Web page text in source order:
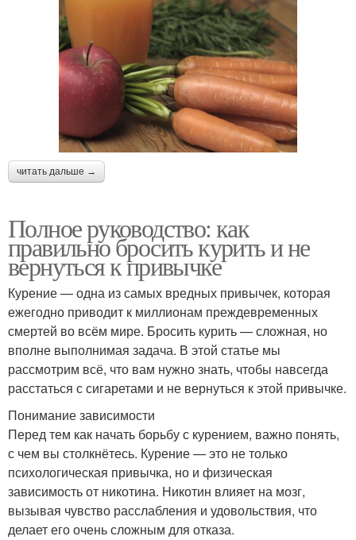
читать дальше →
Полное руководство: как
правильно бросить курить и не
вернуться к привычке
Курение — одна из самых вредных привычек, которая
ежегодно приводит к миллионам преждевременных
смертей во всём мире. Бросить курить — сложная, но
вполне выполнимая задача. В этой статье мы
рассмотрим всё, что вам нужно знать, чтобы навсегда
расстаться с сигаретами и не вернуться к этой привычке.
Понимание зависимости
Перед тем как начать борьбу с курением, важно понять,
с чем вы столкнётесь. Курение — это не только
психологическая привычка, но и физическая
зависимость от никотина. Никотин влияет на мозг,
вызывая чувство расслабления и удовольствия, что
делает его очень сложным для отказа.